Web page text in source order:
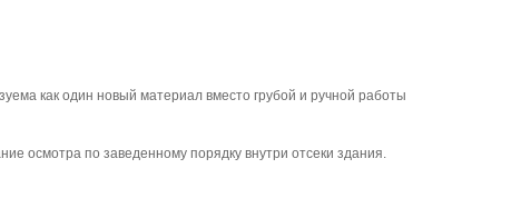
как один новый материал вместо грубой и ручной работы
осмотра по заведенному порядку внутри отсеки здания.